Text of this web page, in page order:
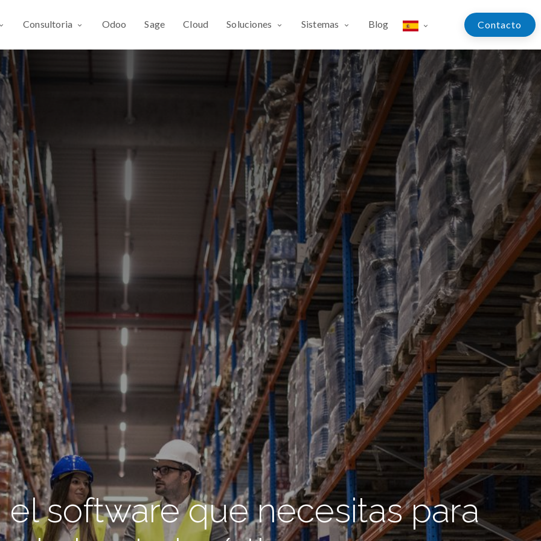
Consultoria Odoo Sage Cloud Soluciones Sistemas Blog Contac​​​​​​to
el software que necesitas para